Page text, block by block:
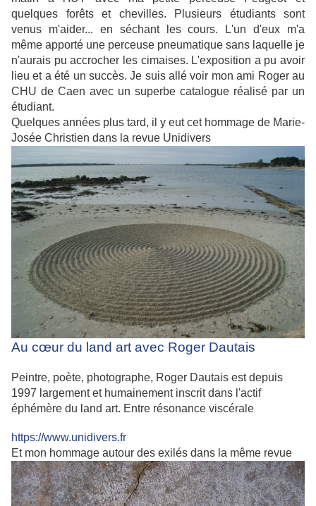
quelques forêts et chevilles. Plusieurs étudiants sont
venus m'aider... en séchant les cours. L'un d'eux m'a
même apporté une perceuse pneumatique sans laquelle je
n'aurais pu accrocher les cimaises. L'exposition a pu avoir
lieu et a été un succès. Je suis allé voir mon ami Roger au
CHU de Caen avec un superbe catalogue réalisé par un
étudiant.
Quelques années plus tard, il y eut cet hommage de Marie-
Josée Christien dans la revue Unidivers
Au cœur du land art avec Roger Dautais
Peintre, poète, photographe, Roger Dautais est depuis
1997 largement et humainement inscrit dans l'actif
éphémère du land art. Entre résonance viscérale
https://www.unidivers.fr
Et mon hommage autour des exilés dans la même revue